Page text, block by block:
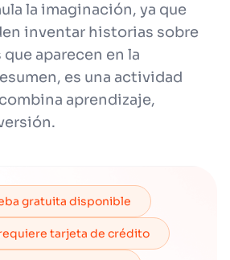
la imaginación, ya que
inventar historias sobre
aparecen en la
es una actividad
aprendizaje,
gratuita disponible
tarjeta de crédito